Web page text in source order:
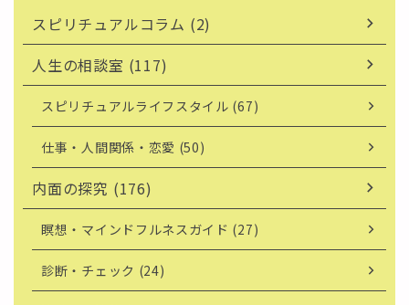
スピリチュアルコラム (2)
人生の相談室 (117)
スピリチュアルライフスタイル (67)
仕事・人間関係・恋愛 (50)
内面の探究 (176)
瞑想・マインドフルネスガイド (27)
診断・チェック (24)